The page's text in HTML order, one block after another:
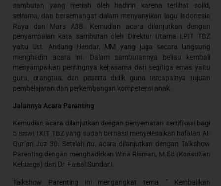
sambutan yang meriah oleh hadirin karena terlihat solid,
seirama, dan bersemangat dalam menyanyikan lagu Indonesia
Raya dan Mars A3B. Kemudian acara dilanjutkan dengan
penyampaian kata sambutan oleh Direktur Utama LPIT TBZ
yaitu Ust. Andang Hendar, MM yang juga secara langsung
menghadiri acara ini. Dalam sambutannya beliau kembali
menyampaikan pentingnya kerjasama dari segitiga emas yaitu
guru, orangtua, dan peserta didik guna tercapainya tujuan
pembelajaran dan perkembangan kompetensi anak.
Jalannya Acara Parenting
Kemudian acara dilanjutkan dengan penyematan sertifikasi bagi
5 siswi TKIT TBZ yang sudah berhasil menyelesaikan hafalan Al-
Qur’an Juz 30. Setelah itu, acara dilanjutkan dengan Talkshow
Parenting dengan menghadirkan Wina Risman, M.Ed (Konsultan
Keluarga) dan Dr. Faisal Sundani.
Talkshow Parenting ini mengangkat tema ” Kembalikan